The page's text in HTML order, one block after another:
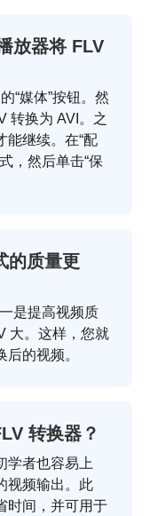
放器将 FLV
“媒体”按钮。然
转换为 AVI。之
能继续。在“配
，然后单击“保
的质量更
是提高视频质
大。这样，您就
的视频。
转换器？
学者也容易上
视频输出。此
时间，并可用于